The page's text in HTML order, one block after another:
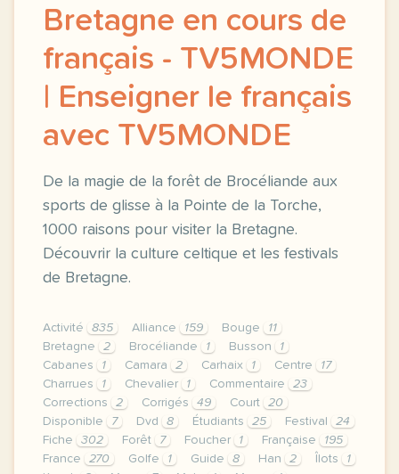
Bretagne en cours de
français - TV5MONDE
| Enseigner le français
avec TV5MONDE
De la magie de la forêt de Brocéliande aux
sports de glisse à la Pointe de la Torche,
1000 raisons pour visiter la Bretagne.
Découvrir la culture celtique et les festivals
de Bretagne.
Activité 835 Alliance 159 Bouge
11
Bretagne
2 Brocéliande 1 Busson
1
Cabanes
1 Camara 2 Carhaix 1 Centre
17
Charrues
1 Chevalier 1 Commentaire
23
Corrections
2 Corrigés 49 Court
20
Disponible
7 Dvd 8 Étudiants 25 Festival
24
Fiche
302 Forêt 7 Foucher 1 Française
195
France
270 Golfe 1 Guide 8 Han 2 Îlots
1